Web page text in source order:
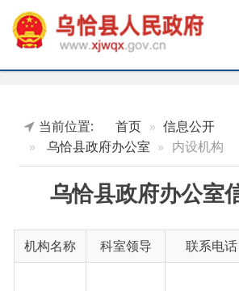
乌恰县政府办公室
内设机构
乌恰县政府办公室信